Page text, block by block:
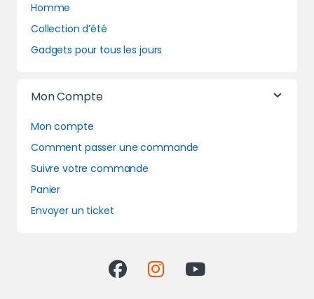
Homme
Collection d’été
Gadgets pour tous les jours
Mon Compte
Mon compte
Comment passer une commande
Suivre votre commande
Panier
Envoyer un ticket